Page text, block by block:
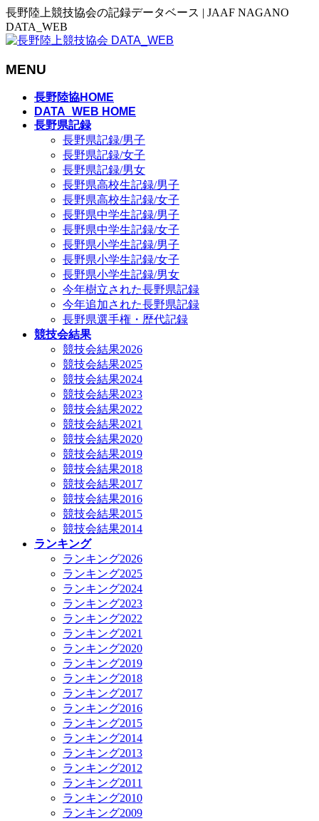
長野陸上競技協会の記録データベース | JAAF NAGANO
DATA_WEB
MENU
長野陸協HOME
DATA_WEB HOME
長野県記録
長野県記録/男子
長野県記録/女子
長野県記録/男女
長野県高校生記録/男子
長野県高校生記録/女子
長野県中学生記録/男子
長野県中学生記録/女子
長野県小学生記録/男子
長野県小学生記録/女子
長野県小学生記録/男女
今年樹立された長野県記録
今年追加された長野県記録
長野県選手権・歴代記録
競技会結果
競技会結果2026
競技会結果2025
競技会結果2024
競技会結果2023
競技会結果2022
競技会結果2021
競技会結果2020
競技会結果2019
競技会結果2018
競技会結果2017
競技会結果2016
競技会結果2015
競技会結果2014
ランキング
ランキング2026
ランキング2025
ランキング2024
ランキング2023
ランキング2022
ランキング2021
ランキング2020
ランキング2019
ランキング2018
ランキング2017
ランキング2016
ランキング2015
ランキング2014
ランキング2013
ランキング2012
ランキング2011
ランキング2010
ランキング2009